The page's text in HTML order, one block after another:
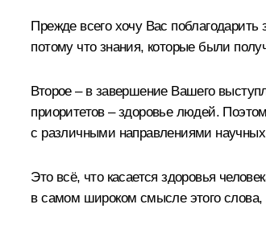
Прежде всего хочу Вас
потому что знания, которые были
Второе – в завершение Вашего
приоритетов – здоровье людей.
с различными направлениями
Это всё, что касается здоровья
в самом широком смысле этого слова,